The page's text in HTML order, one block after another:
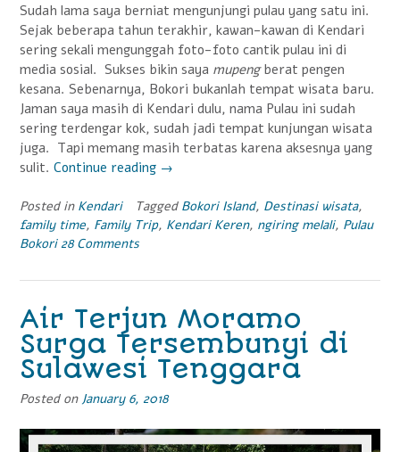
Sudah lama saya berniat mengunjungi pulau yang satu ini.
Sejak beberapa tahun terakhir, kawan-kawan di Kendari
sering sekali mengunggah foto-foto cantik pulau ini di
media sosial. Sukses bikin saya mupengberat pengen
kesana. Sebenarnya, Bokori bukanlah tempat wisata baru.
Jaman saya masih di Kendari dulu, nama Pulau ini sudah
sering terdengar kok, sudah jadi tempat kunjungan wisata
juga. Tapi memang masih terbatas karena aksesnya yang
sulit. Continue reading “Nyaris
Dari
Peta,
Kembali
Cantik
Memikat
Wisatawan”
→
Posted in Kendari Tagged Bokori Island, Destinasi wisata,
family time, Family Trip, Kendari Keren, ngiring melali, Pulau
Bokori 28 Comments
Air Terjun Moramo
Surga Tersembunyi di
Sulawesi Tenggara
Posted onJanuary 6, 2018